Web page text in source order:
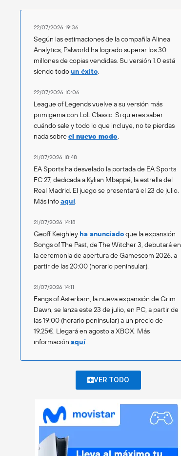
22/07/2026 19:36
Según las estimaciones de la compañía Alinea
Analytics, Palworld ha logrado superar los 30
millones de copias vendidas. Su versión 1.0 está
siendo todoun éxito.
22/07/2026 10:06
League of Legends vuelve a su versión más
primigenia con LoL Classic. Si quieres saber
cuándo sale y todo lo que incluye, no te pierdas
nada sobreel nuevo modo.
21/07/2026 18:48
EA Sports ha desvelado la portada de EA Sports
FC 27, dedicada a Kylian Mbappé, la estrella del
Real Madrid. El juego se presentará el 23 de julio.
Más infoaquí.
21/07/2026 14:18
Geoff Keighley ha anunciadoque la expansión
Songs of The Past, de The Witcher 3, debutará en
la ceremonia de apertura de Gamescom 2026, a
partir de las 20:00 (horario peninsular).
21/07/2026 14:11
Fangs of Asterkarn, la nueva expansión de Grim
Dawn, se lanza este 23 de julio, en PC, a partir de
las 19:00 (horario peninsular) a un precio de
19,25€. Llegará en agosto a XBOX. Más
información aquí.
VER TODO